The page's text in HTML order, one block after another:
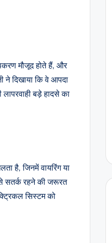
मौजूद होते हैं, और
ने दिखाया कि वे आपदा
बड़े हादसे का
है, जिनमें वायरिंग या
सतर्क रहने की जरूरत
सिस्टम को